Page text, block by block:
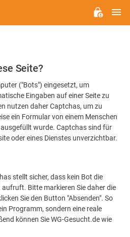
Seite?
("Bots") eingesetzt, um
Eingaben auf einer Seite zu
nutzen daher Captchas, um zu
ein Formular von einem Menschen
wurde. Captchas sind für
oder eines Dienstes unverzichtbar.
stellt sicher, dass kein Bot die
Bitte markieren Sie daher die
Sie den Button "Absenden". So
Programm, sondern eine reale
können Sie WG-Gesucht.de wie